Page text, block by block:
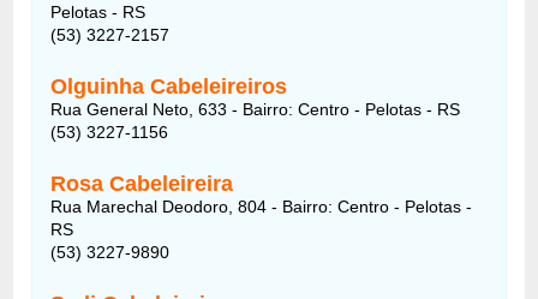
Pelotas - RS
(53) 3227-2157
Olguinha Cabeleireiros
Rua General Neto, 633 - Bairro: Centro - Pelotas - RS
(53) 3227-1156
Rosa Cabeleireira
Rua Marechal Deodoro, 804 - Bairro: Centro - Pelotas -
RS
(53) 3227-9890